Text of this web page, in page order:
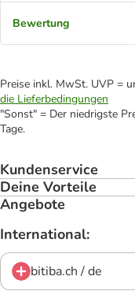
Bewertung
Preise inkl. MwSt. UVP =
die Lieferbedingungen
"Sonst" = Der niedrigste
Tage.
Kundenservice
Deine Vorteile
Angebote
International:
bitiba.ch / de